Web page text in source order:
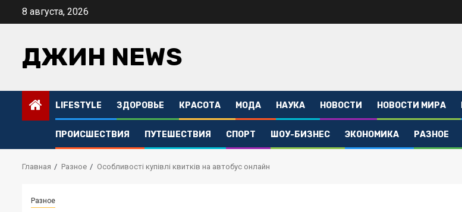
Перейти8 августа, 2026
ДЖИН NEWS
LIFESTYLE ЗДОРОВЬЕ КРАСОТА МОДА НАУКА НОВОСТИ НОВОСТИ МИРА
ПРОИСШЕСТВИЯ ПУТЕШЕСТВИЯ СПОРТ ШОУ-БИЗНЕС ЭКОНОМИКА РАЗНОЕ
Главная Разное Особливості купівлі квитків на автобус онлайн
Разное